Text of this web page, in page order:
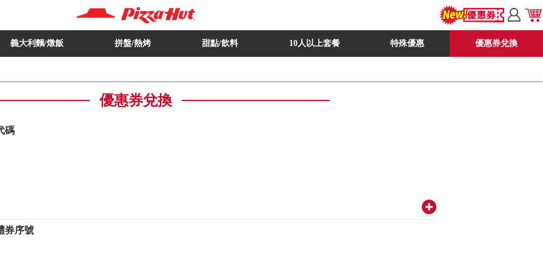
義大利麵/燉飯 拼盤/熱烤 甜點/飲料 10人以上套餐 特殊優惠 優惠券兌換
優惠券兌換
碼
券序號